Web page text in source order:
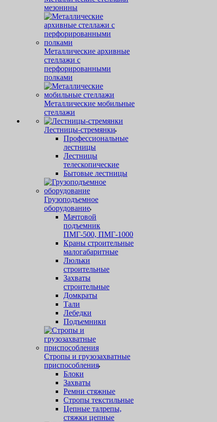
мезонины
Металлические архивные
стеллажи с
перфорированными
полками
Металлические мобильные
стеллажи
Лестницы-стремянки
Профессиональные
лестницы
Лестницы
телескопические
Бытовые лестницы
Грузоподъемное
оборудование
Мачтовой
подъемник
ПМГ-500, ПМГ-1000
Краны строительные
малогабаритные
Люльки
строительные
Захваты
строительные
Домкраты
Тали
Лебедки
Подъемники
Стропы и грузозахватные
приспособления
Блоки
Захваты
Ремни стяжные
Стропы текстильные
Цепные талрепы,
стяжки цепные